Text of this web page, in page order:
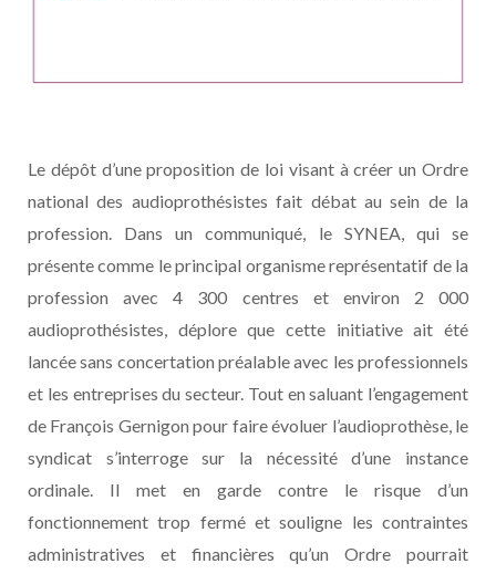
Le dépôt d’une proposition de loi visant à créer un Ordre
national des audioprothésistes fait débat au sein de la
profession. Dans un communiqué, le SYNEA, qui se
présente comme le principal organisme représentatif de la
profession avec 4 300 centres et environ 2 000
audioprothésistes, déplore que cette initiative ait été
lancée sans concertation préalable avec les professionnels
et les entreprises du secteur. Tout en saluant l’engagement
de François Gernigon pour faire évoluer l’audioprothèse, le
syndicat s’interroge sur la nécessité d’une instance
ordinale. Il met en garde contre le risque d’un
fonctionnement trop fermé et souligne les contraintes
administratives et financières qu’un Ordre pourrait